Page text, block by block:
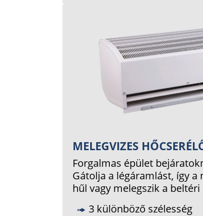
MELEGVIZES
Forgalmas épület
Gátolja a légáramlást, így
hűl vagy melegszik a beltéri
3 különböző szélesség